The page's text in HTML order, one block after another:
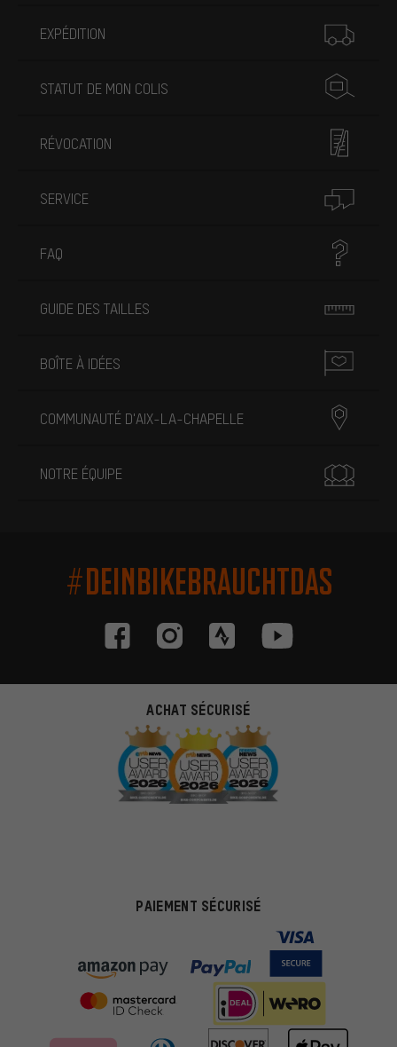
EXPÉDITION
STATUT DE MON COLIS
RÉVOCATION
SERVICE
FAQ
GUIDE DES TAILLES
BOÎTE À IDÉES
COMMUNAUTÉ D'AIX-LA-CHAPELLE
NOTRE ÉQUIPE
#DEINBIKEBRAUCHTDAS
ACHAT SÉCURISÉ
PAIEMENT SÉCURISÉ